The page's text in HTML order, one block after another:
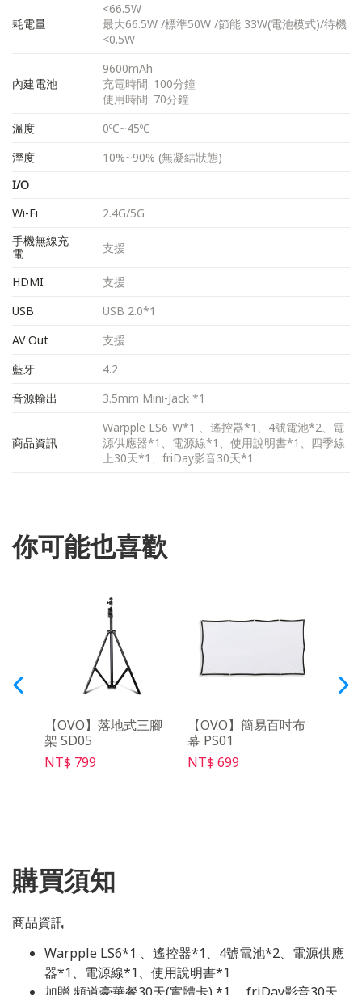
耗電量
<66.5W
最大66.5W /標準50W /節能 33W(電池模式)/待機
<0.5W
內建電池
9600mAh
充電時間: 100分鐘
使用時間: 70分鐘
溫度
0ºC~45ºC
溼度
10%~90% (無凝結狀態)
I/O
Wi-Fi
2.4G/5G
手機無線充
電
支援
HDMI
支援
USB
USB 2.0*1
AV Out
支援
藍牙
4.2
音源輸出
3.5mm Mini-Jack *1
商品資訊
Warpple LS6-W*1 、遙控器*1、4號電池*2、電
源供應器*1、電源線*1、使用說明書*1、四季線
上30天*1、friDay影音30天*1
你可能也喜歡
【OVO】落地式三腳
架 SD05
NT$ 799
【OVO】簡易百吋布
幕 PS01
NT$ 699
購買須知
商品資訊
Warpple LS6*1 、遙控器*1、4號電池*2、電源供應
器*1、電源線*1、使用說明書*1